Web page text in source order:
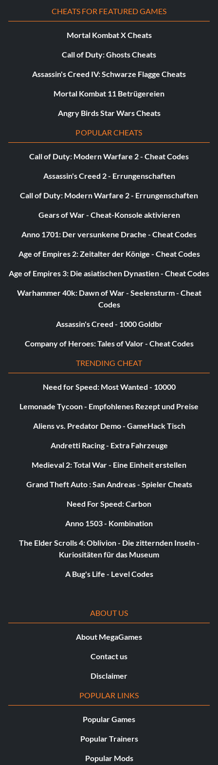
CHEATS FOR FEATURED GAMES
Mortal Kombat X Cheats
Call of Duty: Ghosts Cheats
Assassin's Creed IV: Schwarze Flagge Cheats
Mortal Kombat 11 Betrügereien
Angry Birds Star Wars Cheats
POPULAR CHEATS
Call of Duty: Modern Warfare 2 - Cheat Codes
Assassin's Creed 2 - Errungenschaften
Call of Duty: Modern Warfare 2 - Errungenschaften
Gears of War - Cheat-Konsole aktivieren
Anno 1701: Der versunkene Drache - Cheat Codes
Age of Empires 2: Zeitalter der Könige - Cheat Codes
Age of Empires 3: Die asiatischen Dynastien - Cheat Codes
Warhammer 40k: Dawn of War - Seelensturm - Cheat
Codes
Assassin's Creed - 1000 Goldbr
Company of Heroes: Tales of Valor - Cheat Codes
TRENDING CHEAT
Need for Speed: Most Wanted - 10000
Lemonade Tycoon - Empfohlenes Rezept und Preise
Aliens vs. Predator Demo - GameHack Tisch
Andretti Racing - Extra Fahrzeuge
Medieval 2: Total War - Eine Einheit erstellen
Grand Theft Auto : San Andreas - Spieler Cheats
Need For Speed: Carbon
Anno 1503 - Kombination
The Elder Scrolls 4: Oblivion - Die zitternden Inseln -
Kuriositäten für das Museum
A Bug's Life - Level Codes
ABOUT US
About MegaGames
Contact us
Disclaimer
POPULAR LINKS
Popular Games
Popular Trainers
Popular Mods